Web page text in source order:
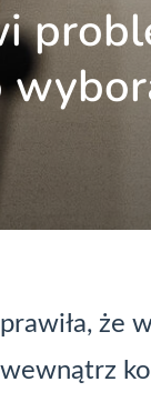
że